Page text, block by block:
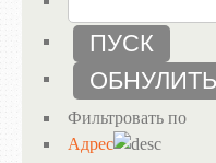
Фильтровать по
Адрес